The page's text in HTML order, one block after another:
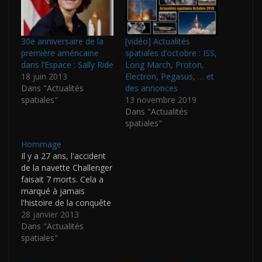
30e anniversaire de la
première américaine
dans l’Espace : Sally Ride
18 juin 2013
Dans "Actualités
spatiales"
[vidéo] Actualités
spatiales d’octobre : ISS,
Long March, Proton,
Electron, Pegasus, … et
des annonces
13 novembre 2019
Dans "Actualités
spatiales"
Hommage
Il y a 27 ans, l'accident
de la navette Challenger
faisait 7 morts. Cela a
marqué à jamais
l'histoire de la conquête
spatiale. Je m'en
souviens comme si
c'était hier. God bless
28 janvier 2013
Dans "Actualités
spatiales"